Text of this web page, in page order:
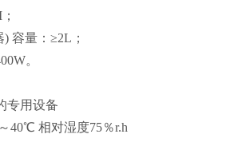
容量：≥2L；
。
专用设备
40℃ 相对湿度75％r.h